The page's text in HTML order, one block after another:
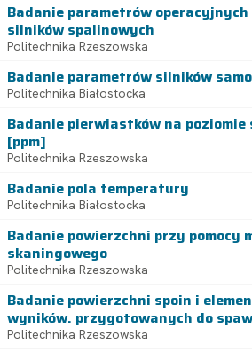
Badanie parametrów
silników spalinowych
Politechnika Rzeszowska
Badanie parametrów silników
Politechnika Białostocka
Badanie pierwiastków na
[ppm]
Politechnika Rzeszowska
Badanie pola temperatury
Politechnika Białostocka
Badanie powierzchni przy pomocy
skaningowego
Politechnika Rzeszowska
Badanie powierzchni spoin i
wyników. przygotowanych do
Politechnika Rzeszowska